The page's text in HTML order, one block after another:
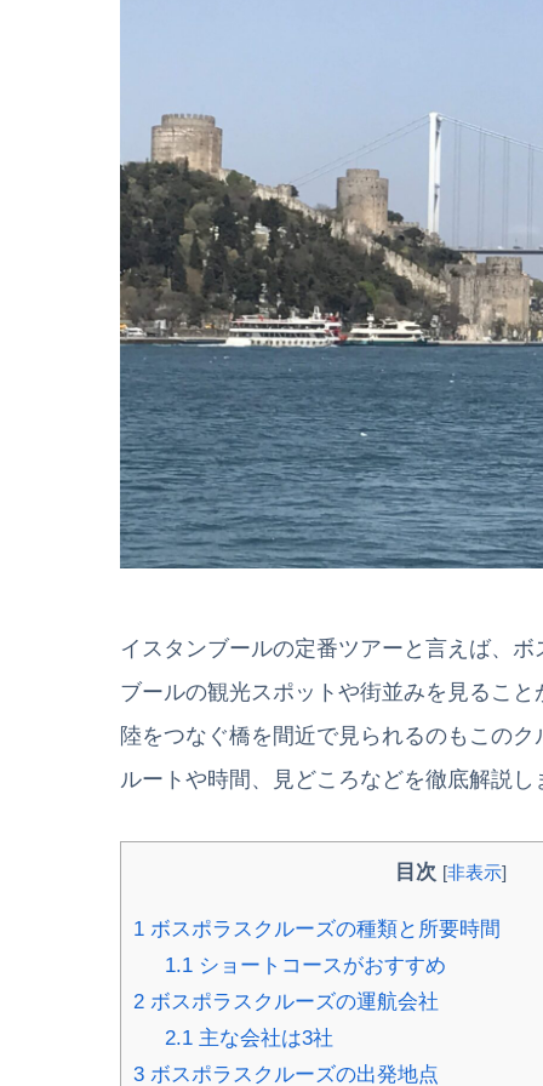
イスタンブールの定番ツアーと言えば、
ブールの観光スポットや街並みを見るこ
陸をつなぐ橋を間近で見られるのもこの
ルートや時間、見どころなどを徹底解説し
目次 [非表示]
1 ボスポラスクルーズの種類と所要時間
1.1ショートコースがおすすめ
2 ボスポラスクルーズの運航会社
2.1主な会社は3社
3 ボスポラスクルーズの出発地点